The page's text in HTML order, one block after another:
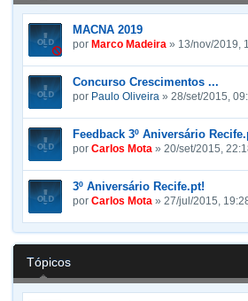
MACNA 2019
por Marco Madeira » 13/nov/2019,
Concurso Crescimentos ...
por Paulo Oliveira » 28/set/2015,
Feedback 3º Aniversário
por Carlos Mota » 20/set/2015,
3º Aniversário Recife.pt!
por Carlos Mota » 27/jul/2015,
Tópicos